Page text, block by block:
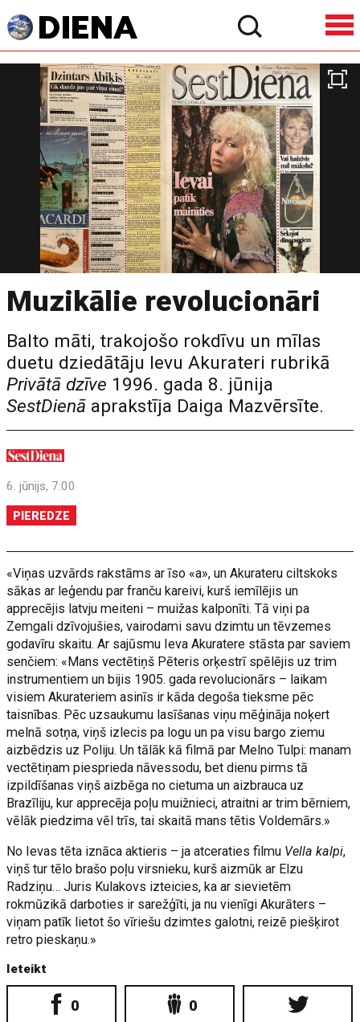
Muzikālie revolucionāri
Balto māti, trakojošo rokdīvu un mīlas
duetu dziedātāju Ievu Akurateri rubrikā
Privātā dzīve 1996. gada 8. jūnija
SestDienā aprakstīja Daiga Mazvērsīte.
6. jūnijs, 7:00
PIEREDZE
«Viņas uzvārds rakstāms ar īso «a», un Akurateru ciltskoks
sākas ar leģendu par franču kareivi, kurš iemīlējis un
apprecējis latvju meiteni – muižas kalponīti. Tā viņi pa
Zemgali dzīvojušies, vairodami savu dzimtu un tēvzemes
godavīru skaitu. Ar sajūsmu Ieva Akuratere stāsta par saviem
senčiem: «Mans vectētiņš Pēteris orķestrī spēlējis uz trim
instrumentiem un bijis 1905. gada revolucionārs – laikam
visiem Akurateriem asinīs ir kāda degoša tieksme pēc
taisnības. Pēc uzsaukumu lasīšanas viņu mēģināja noķert
melnā sotņa, viņš izlecis pa logu un pa visu bargo ziemu
aizbēdzis uz Poliju. Un tālāk kā filmā par Melno Tulpi: manam
vectētiņam piesprieda nāvessodu, bet dienu pirms tā
izpildīšanas viņš aizbēga no cietuma un aizbrauca uz
Brazīliju, kur apprecēja poļu muižnieci, atraitni ar trim bērniem,
vēlāk piedzima vēl trīs, tai skaitā mans tētis Voldemārs.»
No Ievas tēta iznāca aktieris – ja atceraties filmu Vella kalpi,
viņš tur tēlo brašo poļu virsnieku, kurš aizmūk ar Elzu
Radziņu… Juris Kulakovs izteicies, ka ar sievietēm
rokmūzikā darboties ir sarežģīti, ja nu vienīgi Akurāters –
viņam patīk lietot šo vīriešu dzimtes galotni, reizē piešķirot
retro pieskaņu.»
Ieteikt
0 0